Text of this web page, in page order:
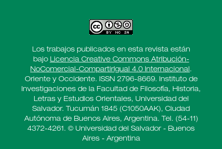
Los trabajos publicados en esta revista están
bajo Licencia Creative Commons Atribución-
NoComercial-CompartirIgual 4.0 Internacional .
Oriente y Occidente. ISSN 2796-8669. Instituto de
Investigaciones de la Facultad de Filosofía, Historia,
Letras y Estudios Orientales, Universidad del
Salvador. Tucumán 1845 (C1050AAK), Ciudad
Autónoma de Buenos Aires, Argentina. Tel. (54-11)
4372-4261. © Universidad del Salvador - Buenos
Aires - Argentina